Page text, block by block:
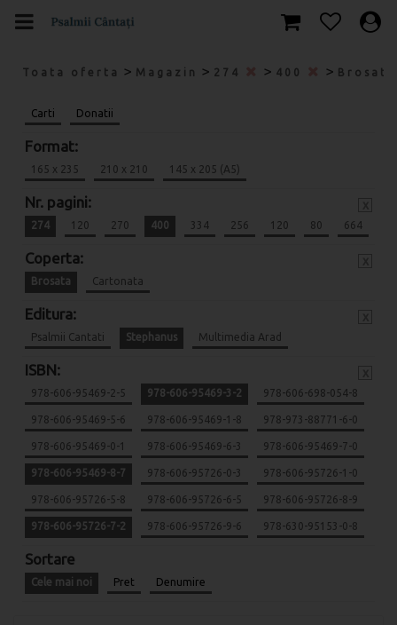
Toata oferta > Magazin > 274 > 400 >
Carti Donatii
Format:
165 x 235 210 x 210 145 x 205 (A5)
Nr. pagini:
274 120 270 400 334 256 120 80 664
Coperta:
Brosata Cartonata
Editura:
Psalmii Cantati Stephanus Multimedia Arad
ISBN:
978-606-95469-2-5 978-606-95469-3-2 978-606-698-054-8
978-606-95469-5-6 978-606-95469-1-8 978-973-88771-6-0
978-606-95469-0-1 978-606-95469-6-3 978-606-95469-7-0
978-606-95469-8-7 978-606-95726-0-3 978-606-95726-1-0
978-606-95726-5-8 978-606-95726-6-5 978-606-95726-8-9
978-606-95726-7-2 978-606-95726-9-6 978-630-95153-0-8
Sortare
Cele mai noi Pret Denumire